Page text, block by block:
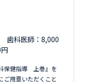
歯科医師：8,000
保健指導 上巻』を
ご用意いただくこと